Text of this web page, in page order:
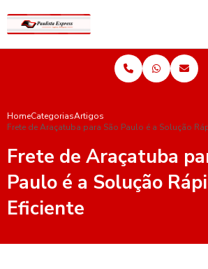
HomeCategoriasArtigos
Frete de Araçatuba para São Paulo é a Solução
Frete de Araçatuba
Paulo é a Solução
Eficiente